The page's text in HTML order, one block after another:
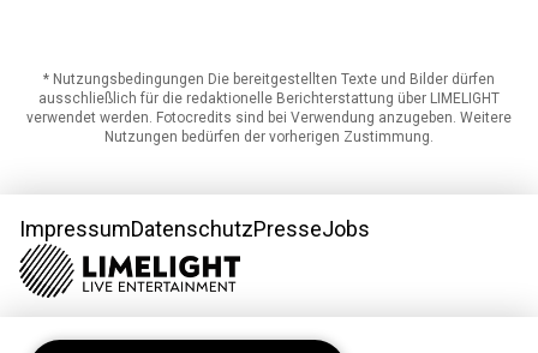
* Nutzungsbedingungen Die bereitgestellten Texte und Bilder dürfen
ausschließlich für die redaktionelle Berichterstattung über LIMELIGHT
verwendet werden. Fotocredits sind bei Verwendung anzugeben. Weitere
Nutzungen bedürfen der vorherigen Zustimmung.
ImpressumDatenschutzPresseJobs